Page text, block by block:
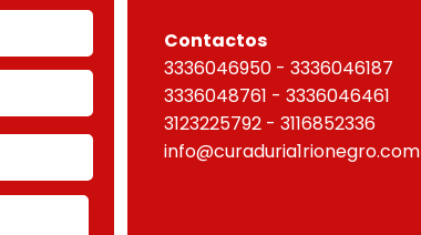
Contactos
3336046950 - 3336046187
3336048761 - 3336046461
3123225792 - 3116852336
info@curaduria1rionegro.com